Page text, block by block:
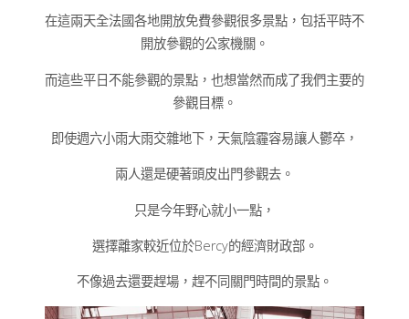
在這兩天全法國各地開放免費參觀很多景點，包括平時不
開放參觀的公家機關。
而這些平日不能參觀的景點，也想當然而成了我們主要的
參觀目標。
即使週六小雨大雨交雜地下，天氣陰霾容易讓人鬱卒，
兩人還是硬著頭皮出門參觀去。
只是今年野心就小一點，
選擇離家較近位於Bercy的經濟財政部。
不像過去還要趕場，趕不同關門時間的景點。